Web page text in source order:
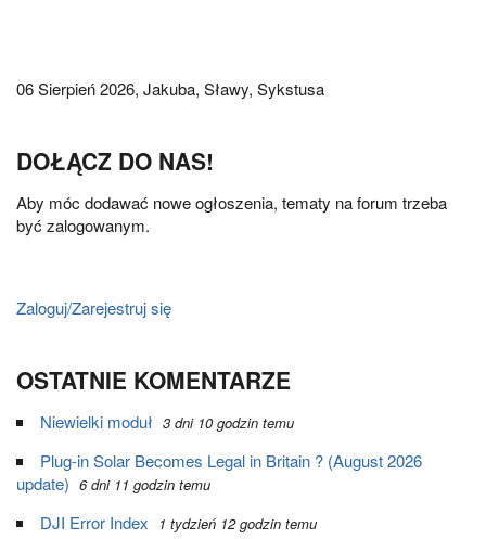
06 Sierpień 2026, Jakuba, Sławy, Sykstusa
DOŁĄCZ DO NAS!
Aby móc dodawać nowe ogłoszenia, tematy na forum trzeba
być zalogowanym.
Zaloguj/Zarejestruj się
OSTATNIE KOMENTARZE
Niewielki moduł 3 dni 10 godzin temu
Plug-in Solar Becomes Legal in Britain ? (August 2026
update) 6 dni 11 godzin temu
DJI Error Index 1 tydzień 12 godzin temu